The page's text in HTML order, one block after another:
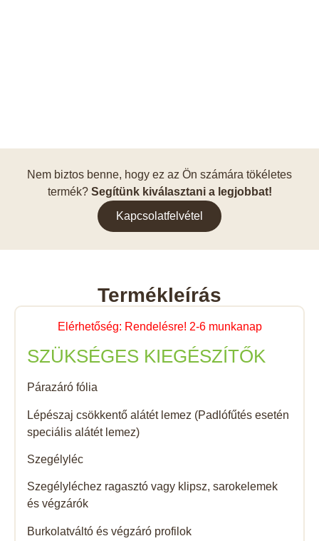
Nem biztos benne, hogy ez az Ön számára tökéletes
termék? Segítünk kiválasztani a legjobbat!
Kapcsolatfelvétel
Termékleírás
Elérhetőség: Rendelésre! 2-6 munkanap
SZÜKSÉGES KIEGÉSZÍTŐK
Párazáró fólia
Lépészaj csökkentő alátét lemez (Padlófűtés esetén
speciális alátét lemez)
Szegélyléc
Szegélyléchez ragasztó vagy klipsz, sarokelemek
és végzárók
Burkolatváltó és végzáró profilok